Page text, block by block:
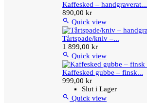
Kaffesked – handgraverat...
890,00 kr
 Quick view
Tårtspade/kniv –...
1 899,00 kr
 Quick view
Kaffesked gubbe – finsk...
999,00 kr
Slut i Lager
 Quick view